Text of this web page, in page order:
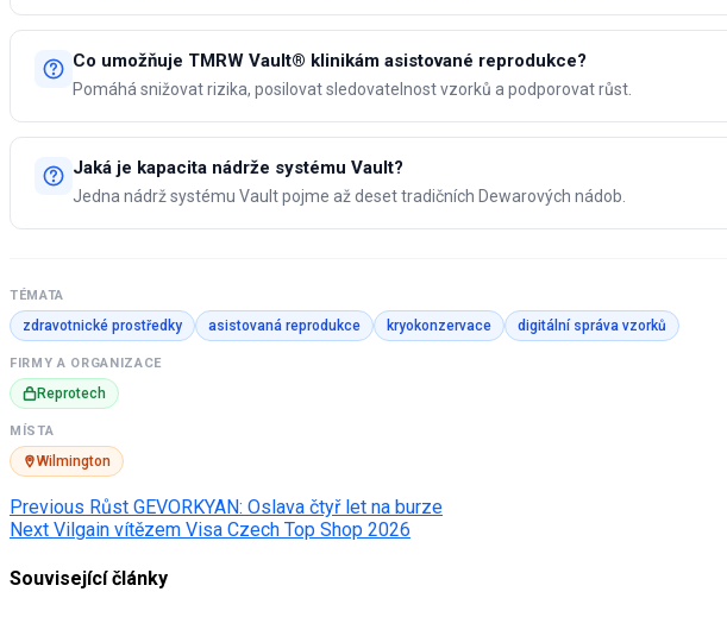
Co umožňuje TMRW Vault® klinikám asistované reprodukce?
Pomáhá snižovat rizika, posilovat sledovatelnost vzorků a podporovat růst.
Jaká je kapacita nádrže systému Vault?
Jedna nádrž systému Vault pojme až deset tradičních Dewarových nádob.
TÉMATA
zdravotnické prostředky asistovaná reprodukce kryokonzervace digitální správa vzorků
FIRMY A ORGANIZACE
Reprotech
MÍSTA
Wilmington
Post
navigation
Previous Růst GEVORKYAN: Oslava čtyř let na burze
Next Vilgain vítězem Visa Czech Top Shop 2026
Související články